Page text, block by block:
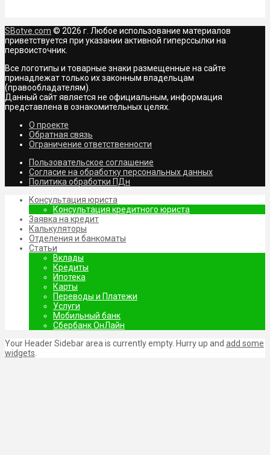
SBotve.com © 2026 г. Любое использование материалов
приветствуется при указании активной гиперссылки на
первоисточник.
Все логотипы и товарные знаки размещенные на сайте
принадлежат только их законным владельцам
(правообладателям).
Данный сайт является не официальным, информация
представлена в ознакомительных целях.
О проекте
Обратная связь
Ограничение ответственности
Пользовательское соглашение
Согласие на обработку персональных данных
Политика обработки ПДн
Консультация юриста
Консультация кредитного юриста
Заявка на кредит
Калькуляторы
Отделения и банкоматы
Статьи
Вклады
Кредиты
Ипотека
Карты
Переводы и Платежи
Услуги
Мобильный банк
Сбербанк ОнЛайн
Your Header Sidebar area is currently empty. Hurry up and add some
widgets